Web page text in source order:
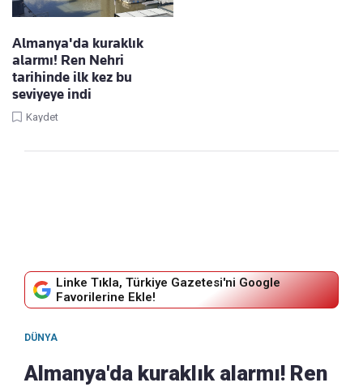
Almanya'da kuraklık
alarmı! Ren Nehri
tarihinde ilk kez bu
seviyeye indi
Kaydet
Linke Tıkla, Türkiye Gazetesi'ni Google
Favorilerine Ekle!
DÜNYA
Almanya'da kuraklık alarmı! Ren